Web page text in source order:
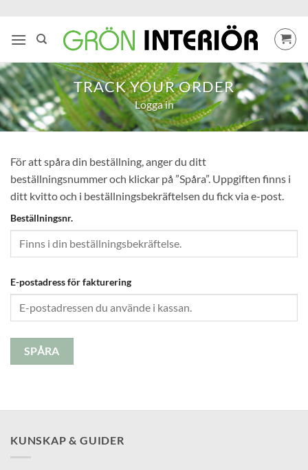
content
TRACK YOUR ORDER
Logga in
För att spåra din beställning, anger du ditt
beställningsnummer och klickar på ”Spåra”. Uppgiften finns i
ditt kvitto och i beställningsbekräftelsen du fick via e-post.
Beställningsnr.
E-postadress för fakturering
SPÅRA
KUNSKAP & GUIDER